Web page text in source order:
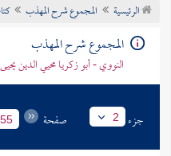
تراجم الأعلام
الرئيسية المجموع شرح المهذب
المجموع شرح المهذب
النووي - أبو زكريا محيي الدين
جزء 2 صفحة